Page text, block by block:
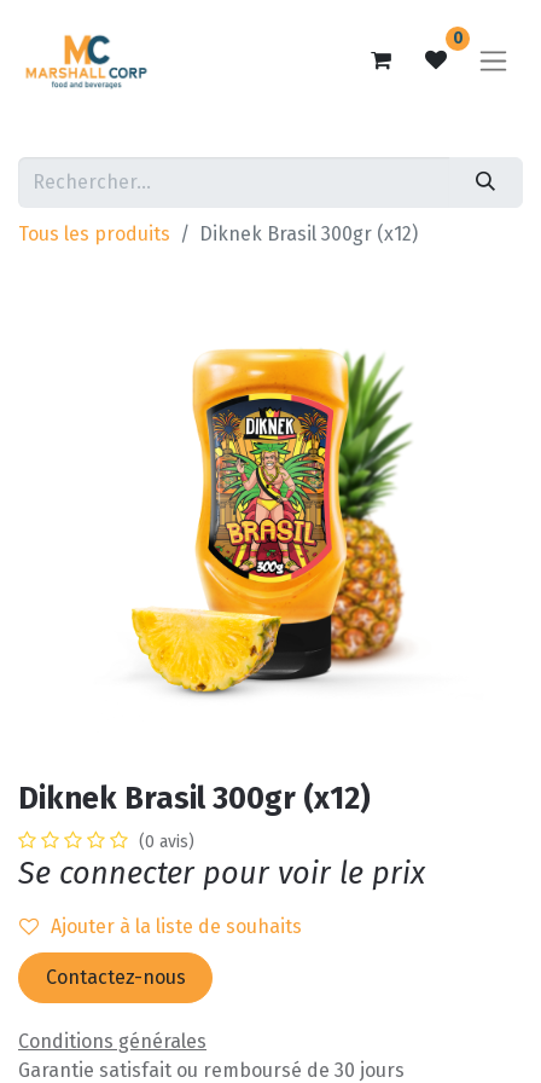
0
Tous les produits Diknek Brasil 300gr (x12)
Diknek Brasil 300gr (x12)
(0 avis)
Se connecter pour voir le prix
Ajouter à la liste de souhaits
Contactez-nous
Conditions générales
Garantie satisfait ou remboursé de 30 jours